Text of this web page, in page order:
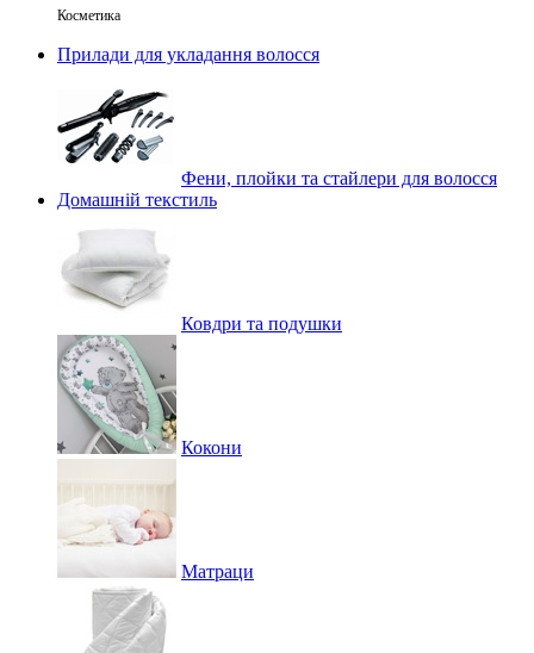
Косметика
Прилади для укладання волосся
Фени, плойки та стайлери для волосся
Домашній текстиль
Ковдри та подушки
Кокони
Матраци